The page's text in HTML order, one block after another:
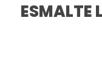
ESMALTE